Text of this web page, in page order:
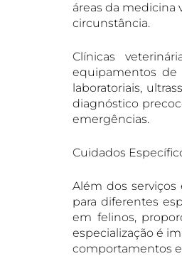
áreas da medicina
circunstância.
Clínicas
equipamentos de
laboratoriais,
diagnóstico
emergências.
Cuidados
Além dos
para diferentes
em felinos,
especialização é
comportamentos